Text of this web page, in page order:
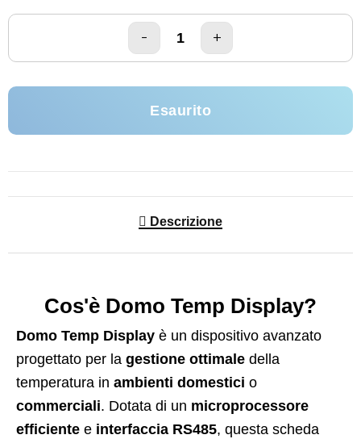
Esaurito
Descrizione
Cos'è Domo Temp Display?
Domo Temp Display è un dispositivo avanzato
progettato per la gestione ottimale della
temperatura in ambienti domestici o
commerciali. Dotata di un microprocessore
efficiente e interfaccia RS485, questa scheda